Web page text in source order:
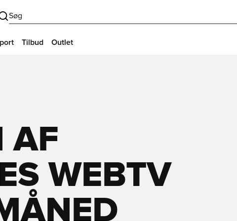
Søg
Tilbud Outlet
AF
WEBTV